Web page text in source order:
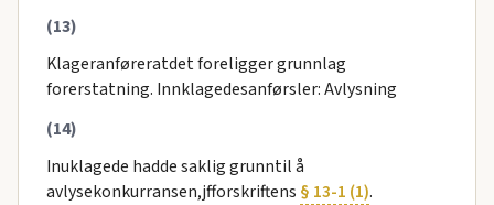
(13)
Klageranføreratdet foreligger grunnlag
forerstatning. Innklagedesanførsler: Avlysning
(14)
Inuklagede hadde saklig grunntil å
avlysekonkurransen,jfforskriftens § 13-1 (1).